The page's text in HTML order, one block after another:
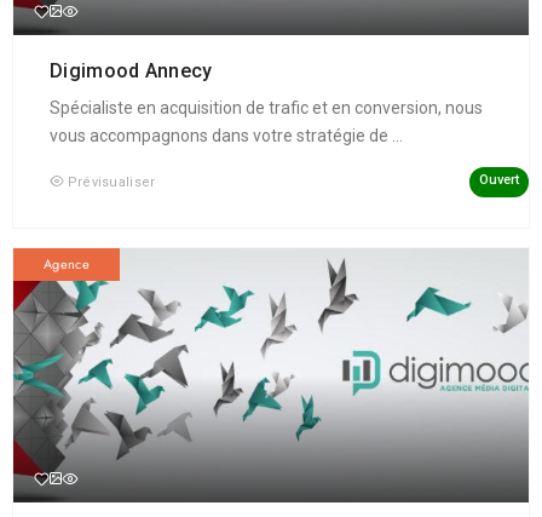
Digimood Annecy
Spécialiste en acquisition de trafic et en conversion, nous
vous accompagnons dans votre stratégie de ...
Prévisualiser Ouvert
Agence